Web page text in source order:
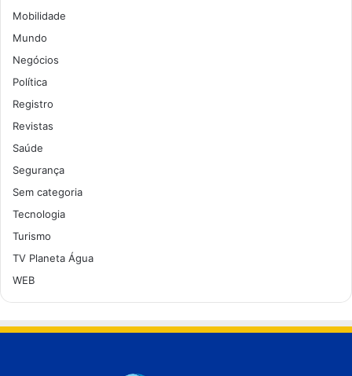
Mobilidade
Mundo
Negócios
Política
Registro
Revistas
Saúde
Segurança
Sem categoria
Tecnologia
Turismo
TV Planeta Água
WEB